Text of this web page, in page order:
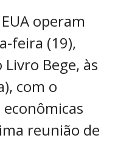
operam
feira (19),
Bege, às
com o
reunião de